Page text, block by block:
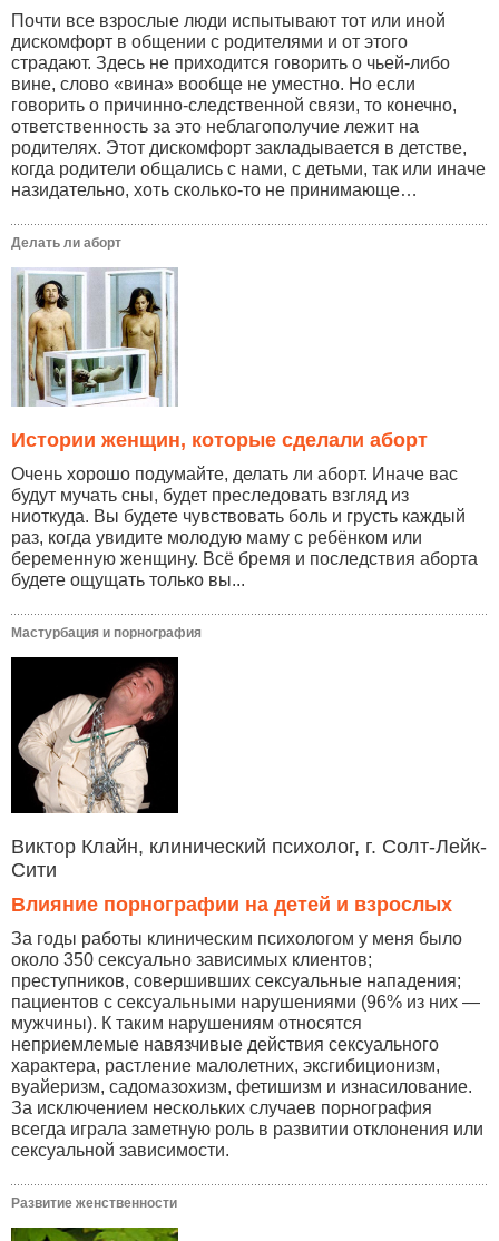
Почти все взрослые люди испытывают тот или иной
дискомфорт в общении с родителями и от этого
страдают. Здесь не приходится говорить о чьей-либо
вине, слово «вина» вообще не уместно. Но если
говорить о причинно-следственной связи, то конечно,
ответственность за это неблагополучие лежит на
родителях. Этот дискомфорт закладывается в детстве,
когда родители общались с нами, с детьми, так или иначе
назидательно, хоть сколько-то не принимающе…
Делать ли аборт
Истории женщин, которые сделали аборт
Очень хорошо подумайте, делать ли аборт. Иначе вас
будут мучать сны, будет преследовать взгляд из
ниоткуда. Вы будете чувствовать боль и грусть каждый
раз, когда увидите молодую маму с ребёнком или
беременную женщину. Всё бремя и последствия аборта
будете ощущать только вы...
Мастурбация и порнография
Виктор Клайн, клинический психолог, г. Солт-Лейк-
Сити
Влияние порнографии на детей и взрослых
За годы работы клиническим психологом у меня было
около 350 сексуально зависимых клиентов;
преступников, совершивших сексуальные нападения;
пациентов с сексуальными нарушениями (96% из них —
мужчины). К таким нарушениям относятся
неприемлемые навязчивые действия сексуального
характера, растление малолетних, эксгибиционизм,
вуайеризм, садомазохизм, фетишизм и изнасилование.
За исключением нескольких случаев порнография
всегда играла заметную роль в развитии отклонения или
сексуальной зависимости.
Развитие женственности